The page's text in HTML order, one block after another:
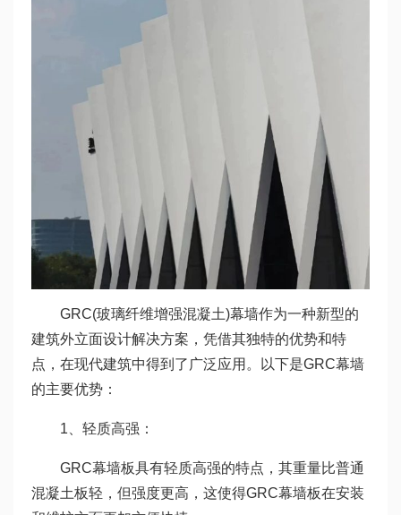
GRC(玻璃纤维增强混凝土)幕墙作为一种新型的
建筑外立面设计解决方案，凭借其独特的优势和特
点，在现代建筑中得到了广泛应用。以下是GRC幕墙
的主要优势：
1、轻质高强：
GRC幕墙板具有轻质高强的特点，其重量比普通
混凝土板轻，但强度更高，这使得GRC幕墙板在安装